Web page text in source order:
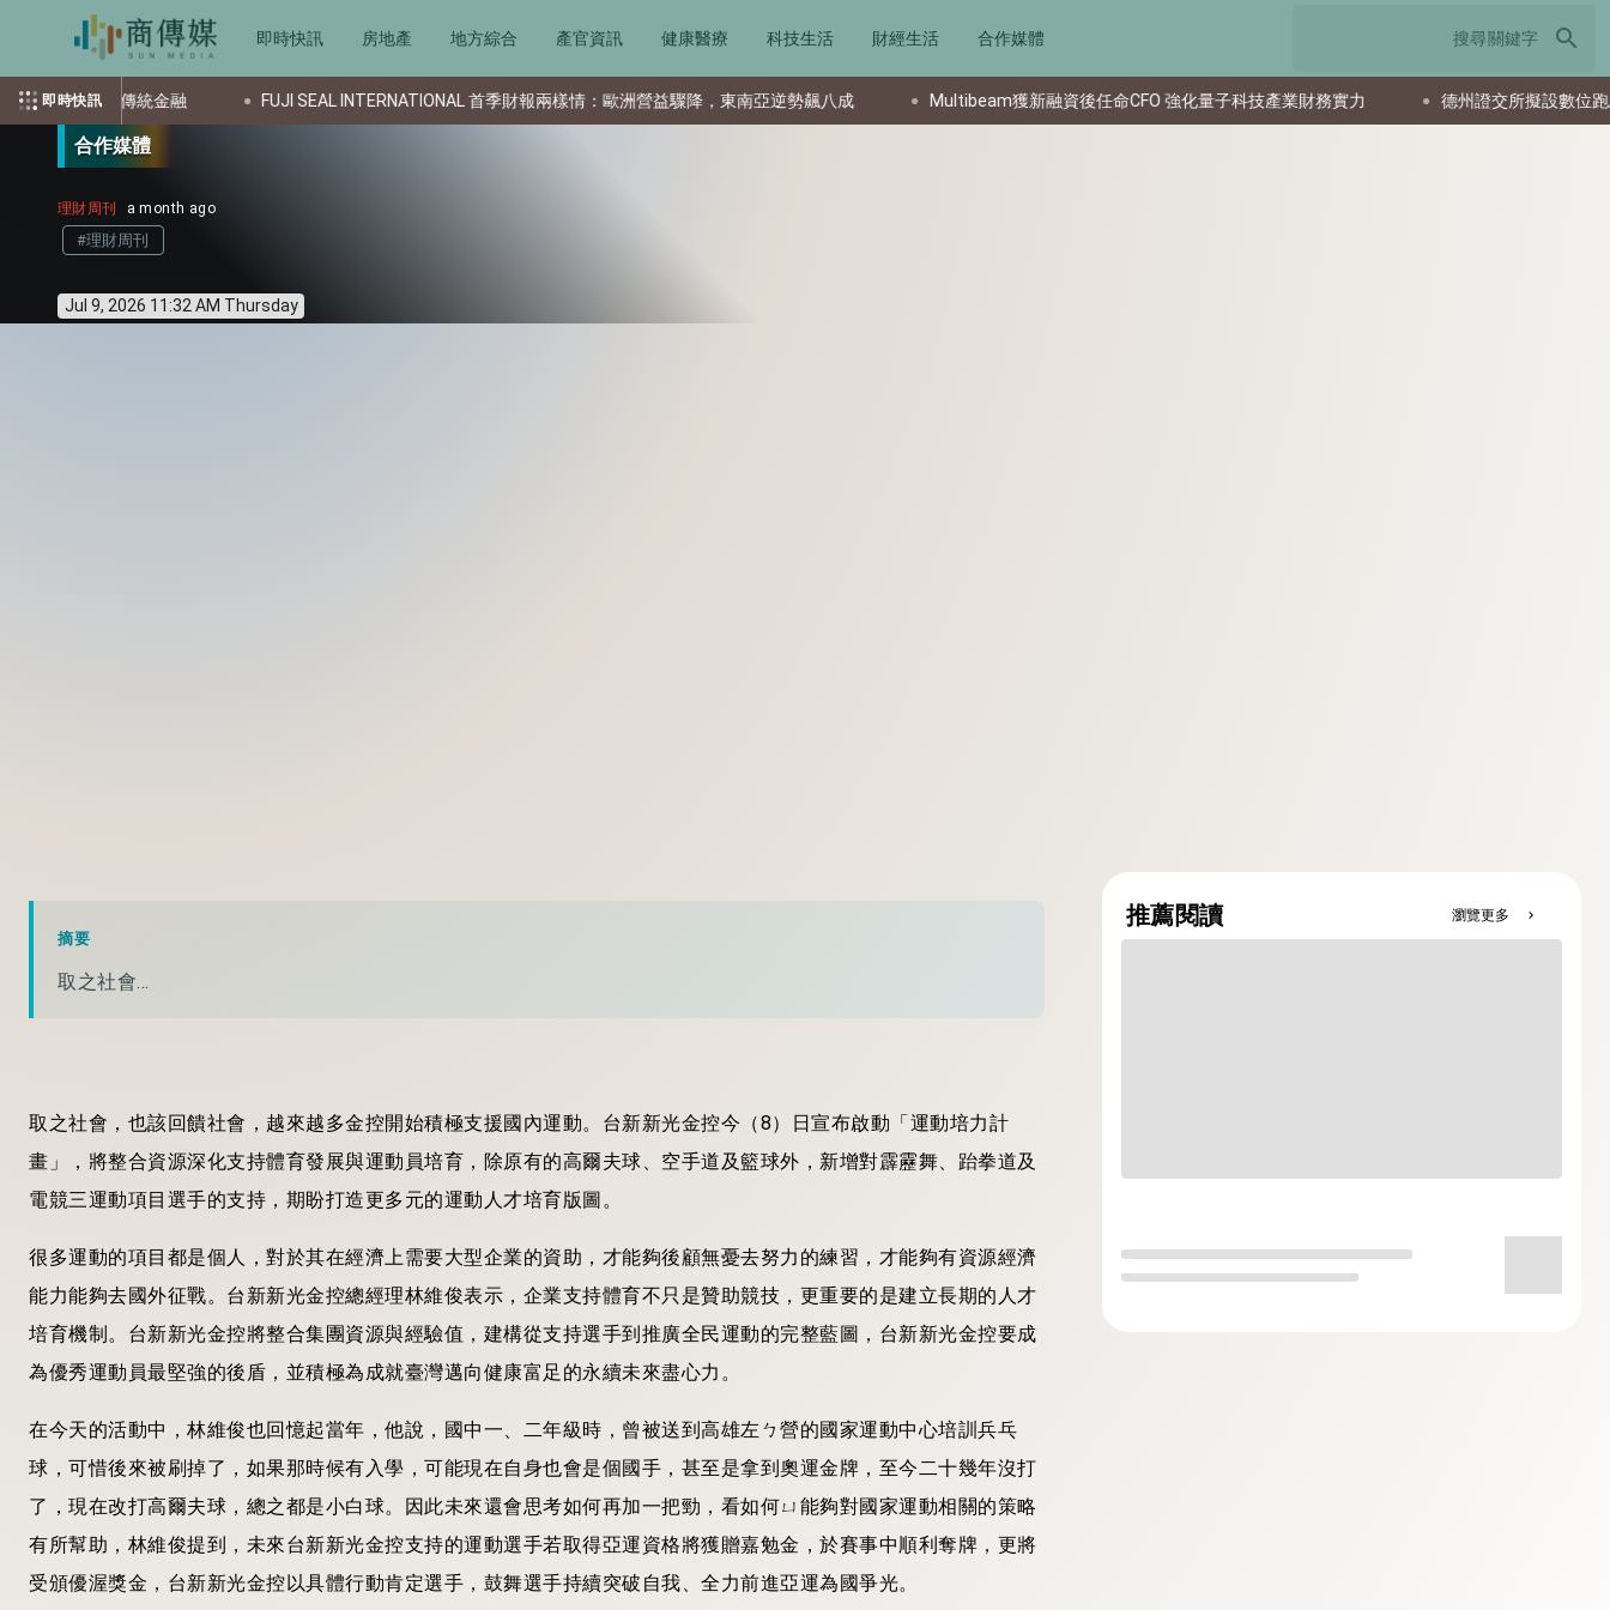
即時快訊 房地產 地方綜合 產官資訊 健康醫療 科技生活 財經生活 合作媒體 search
即時快訊
與傳統金融 FUJI SEAL INTERNATIONAL 首季財報兩樣情：歐洲營益驟降，東南亞逆勢飆八成 Multibeam獲新融資後任命CFO 強化量子科技產業財務實力 德州證交所擬設數位跑馬燈 達拉
合作媒體
理財周刊 a month ago
#理財周刊
Jul 9, 2026 11:32 AM Thursday
摘要
取之社會...
取之社會，也該回饋社會，越來越多金控開始積極支援國內運動。台新新光金控今（8）日宣布啟動「運動培力計
畫」，將整合資源深化支持體育發展與運動員培育，除原有的高爾夫球、空手道及籃球外，新增對霹靂舞、跆拳道及
電競三運動項目選手的支持，期盼打造更多元的運動人才培育版圖。
很多運動的項目都是個人，對於其在經濟上需要大型企業的資助，才能夠後顧無憂去努力的練習，才能夠有資源經濟
能力能夠去國外征戰。台新新光金控總經理林維俊表示，企業支持體育不只是贊助競技，更重要的是建立長期的人才
培育機制。台新新光金控將整合集團資源與經驗值，建構從支持選手到推廣全民運動的完整藍圖，台新新光金控要成
為優秀運動員最堅強的後盾，並積極為成就臺灣邁向健康富足的永續未來盡心力。
在今天的活動中，林維俊也回憶起當年，他說，國中一、二年級時，曾被送到高雄左ㄅ營的國家運動中心培訓兵乓
球，可惜後來被刷掉了，如果那時候有入學，可能現在自身也會是個國手，甚至是拿到奧運金牌，至今二十幾年沒打
了，現在改打高爾夫球，總之都是小白球。因此未來還會思考如何再加一把勁，看如何ㄩ能夠對國家運動相關的策略
有所幫助，林維俊提到，未來台新新光金控支持的運動選手若取得亞運資格將獲贈嘉勉金，於賽事中順利奪牌，更將
受頒優渥獎金，台新新光金控以具體行動肯定選手，鼓舞選手持續突破自我、全力前進亞運為國爭光。
推薦閱讀 瀏覽更多 chevron_right